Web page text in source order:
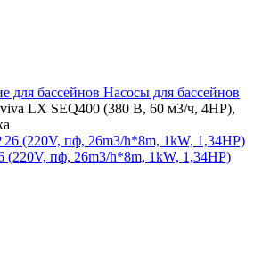
для бассейнов Насосы для бассейнов
LX SEQ400 (380 В, 60 м3/ч, 4HP),
(220V, пф, 26m3/h*8m, 1kW, 1,34HP)